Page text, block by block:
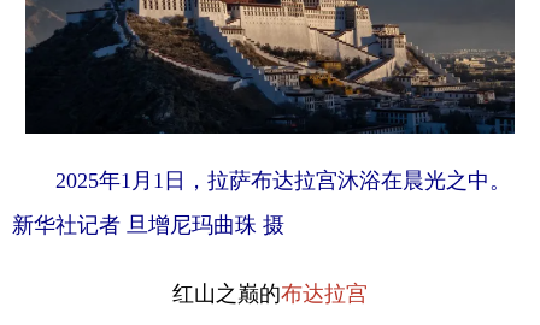
2025年1月1日，拉萨布达拉宫沐浴在晨光之中。
新华社记者 旦增尼玛曲珠 摄
红山之巅的布达拉宫